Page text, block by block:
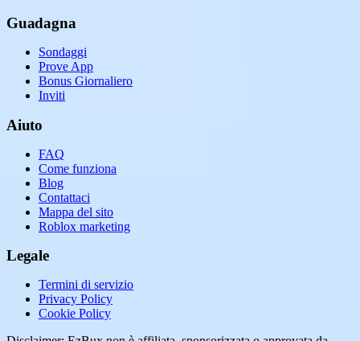
Guadagna
Sondaggi
Prove App
Bonus Giornaliero
Inviti
Aiuto
FAQ
Come funziona
Blog
Contattaci
Mappa del sito
Roblox marketing
Legale
Termini di servizio
Privacy Policy
Cookie Policy